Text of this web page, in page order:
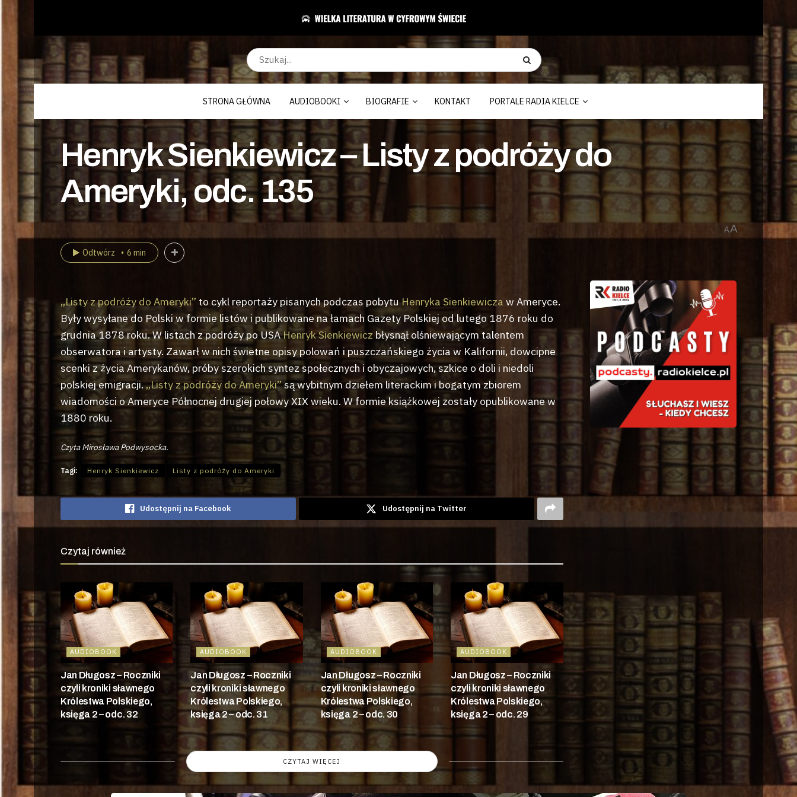
STRONA GŁÓWNA AUDIOBOOKI BIOGRAFIE KONTAKT PORTALE RADIA KIELCE
Henryk Sienkiewicz – Listy z podróży do
Ameryki, odc. 135
AA
Odtwórz 6 min
„Listy z podróży do Ameryki” to cykl reportaży pisanych podczas pobytuHenryka Sienkiewicza w Ameryce.
Były wysyłane do Polski w formie listów i publikowane na łamach Gazety Polskiej od lutego 1876 roku do
grudnia 1878 roku. W listach z podróży po USAHenryk Sienkiewiczbłysnął olśniewającym talentem
obserwatora i artysty. Zawarł w nich świetne opisy polowań i puszczańskiego życia w Kalifornii, dowcipne
scenki z życia Amerykanów, próby szerokich syntez społecznych i obyczajowych, szkice o doli i niedoli
polskiej emigracji.„Listy z podróży do Ameryki”są wybitnym dziełem literackim i bogatym zbiorem
wiadomości o Ameryce Północnej drugiej połowy XIX wieku. W formie książkowej zostały opublikowane w
1880 roku.
Czyta Mirosława Podwysocka.
Tagi: Henryk Sienkiewicz Listy z podróży do Ameryki
Udostępnij na Facebook Udostępnij na Twitter
Czytaj również
AUDIOBOOK
Jan Długosz – Roczniki
czyli kroniki sławnego
Królestwa Polskiego,
księga 2 – odc. 32
AUDIOBOOK
Jan Długosz – Roczniki
czyli kroniki sławnego
Królestwa Polskiego,
księga 2 – odc. 31
AUDIOBOOK
Jan Długosz – Roczniki
czyli kroniki sławnego
Królestwa Polskiego,
księga 2 – odc. 30
AUDIOBOOK
Jan Długosz – Roczniki
czyli kroniki sławnego
Królestwa Polskiego,
księga 2 – odc. 29
CZYTAJ WIĘCEJ